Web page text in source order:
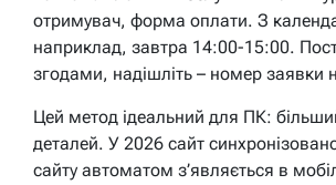
отримувач, форма оплати. З
наприклад, завтра 14:00-15:00.
згодами, надішліть – номер заявки
Цей метод ідеальний для ПК:
деталей. У 2026 сайт
сайту автоматом з’являється в